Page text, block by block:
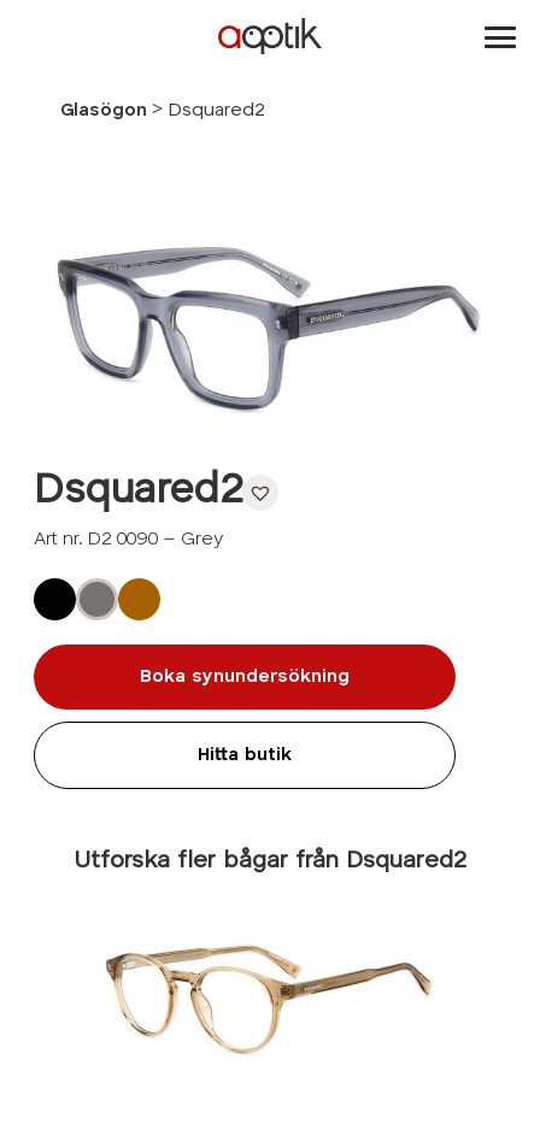
Glasögon > Dsquared2
Dsquared2
Art nr. D2 0090 – Grey
Boka synundersökning
Hitta butik
Utforska fler bågar från Dsquared2